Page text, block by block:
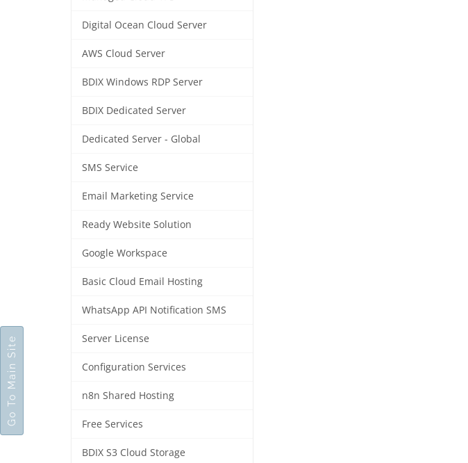
Digital Ocean Cloud Server
AWS Cloud Server
BDIX Windows RDP Server
BDIX Dedicated Server
Dedicated Server - Global
SMS Service
Email Marketing Service
Ready Website Solution
Google Workspace
Basic Cloud Email Hosting
WhatsApp API Notification SMS
Server License
Configuration Services
n8n Shared Hosting
Free Services
BDIX S3 Cloud Storage
Go To Main Site